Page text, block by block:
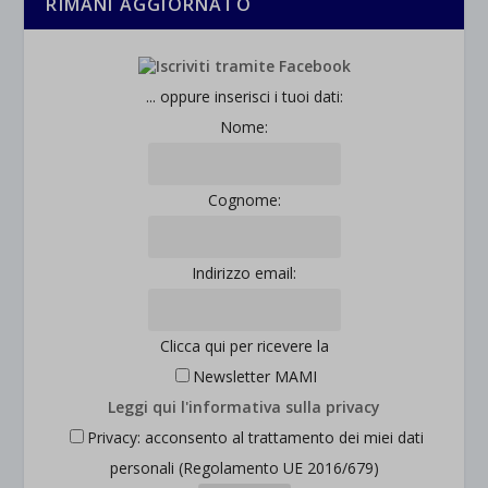
... oppure inserisci i tuoi dati:
Nome:
Cognome:
Indirizzo email:
Clicca qui per ricevere la
Newsletter MAMI
Leggi qui l'informativa sulla privacy
Privacy: acconsento al trattamento dei miei dati
personali (Regolamento UE 2016/679)
wp-settings-time-*
_ga_*
esplicitamente categorizzati.